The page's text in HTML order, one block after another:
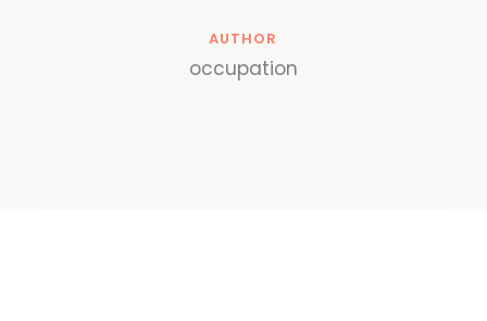
AUTHOR
occupation